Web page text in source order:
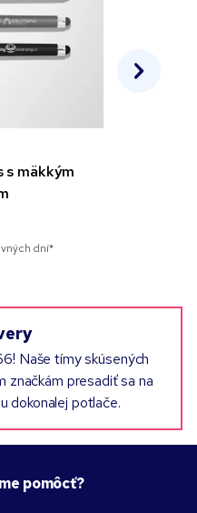
s mäkkým
dní*
Naše tímy skúsených
značkám presadiť sa na
dokonalej potlače.
pomôcť?